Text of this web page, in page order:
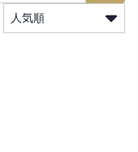
人気順